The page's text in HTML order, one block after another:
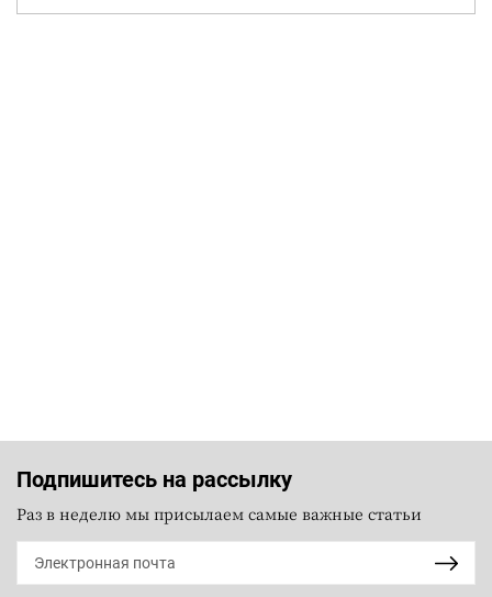
Подпишитесь на рассылку
Раз в неделю мы присылаем самые важные статьи